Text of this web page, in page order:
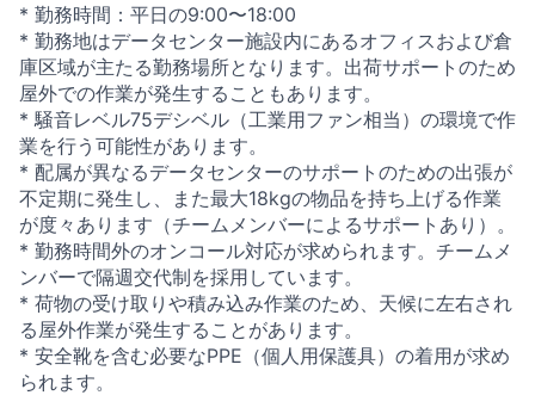
* 勤務時間：平日の9:00〜18:00
* 勤務地はデータセンター施設内にあるオフィスおよび倉
庫区域が主たる勤務場所となります。出荷サポートのため
屋外での作業が発生することもあります。
* 騒音レベル75デシベル（工業用ファン相当）の環境で作
業を行う可能性があります。
* 配属が異なるデータセンターのサポートのための出張が
不定期に発生し、また最大18kgの物品を持ち上げる作業
が度々あります（チームメンバーによるサポートあり）。
* 勤務時間外のオンコール対応が求められます。チームメ
ンバーで隔週交代制を採用しています。
* 荷物の受け取りや積み込み作業のため、天候に左右され
る屋外作業が発生することがあります。
* 安全靴を含む必要なPPE（個人用保護具）の着用が求め
られます。